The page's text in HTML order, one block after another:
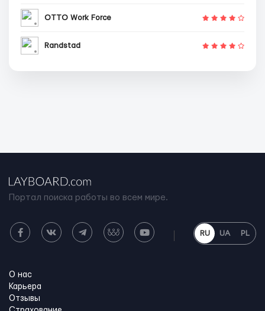
OTTO Work Force
Randstad
Портал поиска работы во всем мире.
RU UA PL
О нас
Карьера
Отзывы